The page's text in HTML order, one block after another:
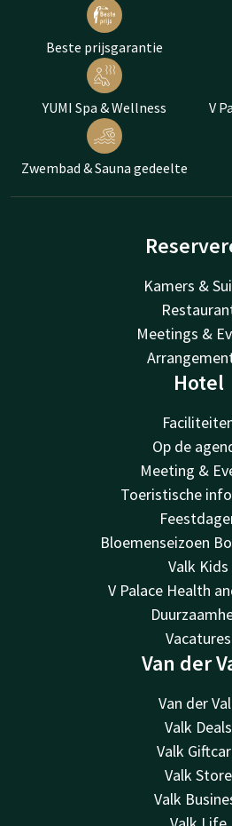
Beste prijsgarantie
YUMI Spa & Wellness V
Zwembad & Sauna gedeelte
Kamers &
Meetings &
Hotel
Op de
Meeting &
Toeristische
Bloemenseizoen
Valk Kids
V Palace Health
Vacatures
Van der
Van der
Valk Deals
Valk
Valk Store
Valk